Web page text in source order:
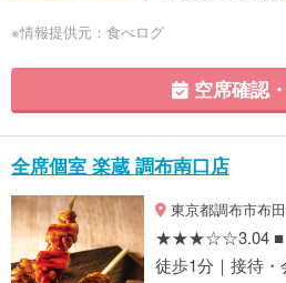
※情報提供元：食べログ
空席確認
全席個室 楽蔵 調布南口店
東京都調布市布
★★★☆☆3.04 ■【
徒歩1分｜接待